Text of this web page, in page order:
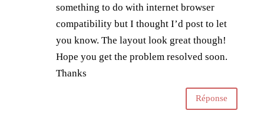
something to do with internet browser
compatibility but I thought I’d post to let
you know. The layout look great though!
Hope you get the problem resolved soon.
Thanks
Réponse